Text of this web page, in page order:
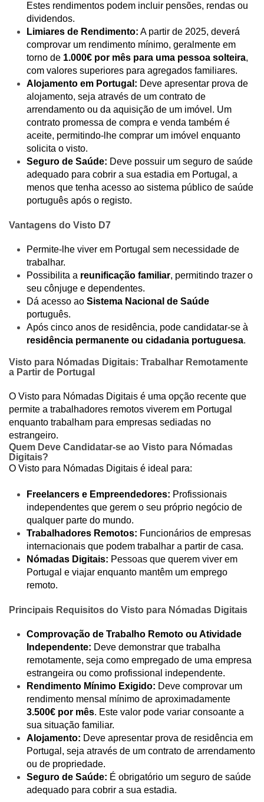
Estes rendimentos podem incluir pensões, rendas ou
dividendos.
Limiares de Rendimento: A partir de 2025, deverá
comprovar um rendimento mínimo, geralmente em
torno de 1.000€ por mês para uma pessoa solteira,
com valores superiores para agregados familiares.
Alojamento em Portugal: Deve apresentar prova de
alojamento, seja através de um contrato de
arrendamento ou da aquisição de um imóvel. Um
contrato promessa de compra e venda também é
aceite, permitindo-lhe comprar um imóvel enquanto
solicita o visto.
Seguro de Saúde: Deve possuir um seguro de saúde
adequado para cobrir a sua estadia em Portugal, a
menos que tenha acesso ao sistema público de saúde
português após o registo.
Vantagens do Visto D7
Permite-lhe viver em Portugal sem necessidade de
trabalhar.
Possibilita a reunificação familiar, permitindo trazer o
seu cônjuge e dependentes.
Dá acesso ao Sistema Nacional de Saúde
português.
Após cinco anos de residência, pode candidatar-se à
residência permanente ou cidadania portuguesa.
Visto para Nómadas Digitais: Trabalhar Remotamente
a Partir de Portugal
O Visto para Nómadas Digitais é uma opção recente que
permite a trabalhadores remotos viverem em Portugal
enquanto trabalham para empresas sediadas no
estrangeiro.
Quem Deve Candidatar-se ao Visto para Nómadas
Digitais?
O Visto para Nómadas Digitais é ideal para:
Freelancers e Empreendedores: Profissionais
independentes que gerem o seu próprio negócio de
qualquer parte do mundo.
Trabalhadores Remotos: Funcionários de empresas
internacionais que podem trabalhar a partir de casa.
Nómadas Digitais: Pessoas que querem viver em
Portugal e viajar enquanto mantêm um emprego
remoto.
Principais Requisitos do Visto para Nómadas Digitais
Comprovação de Trabalho Remoto ou Atividade
Independente: Deve demonstrar que trabalha
remotamente, seja como empregado de uma empresa
estrangeira ou como profissional independente.
Rendimento Mínimo Exigido: Deve comprovar um
rendimento mensal mínimo de aproximadamente
3.500€ por mês. Este valor pode variar consoante a
sua situação familiar.
Alojamento: Deve apresentar prova de residência em
Portugal, seja através de um contrato de arrendamento
ou de propriedade.
Seguro de Saúde: É obrigatório um seguro de saúde
adequado para cobrir a sua estadia.